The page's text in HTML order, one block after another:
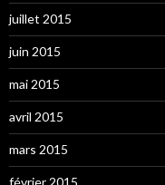
juillet 2015
juin 2015
mai 2015
avril 2015
mars 2015
février 2015